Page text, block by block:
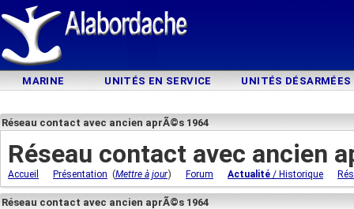
MARINE UNITÉS EN SERVICE UNITÉS DÉSARMÉES
Réseau contact avec ancien aprÃ©s 1964
Réseau contact avec ancien
Accueil Présentation (Mettre à jour) Forum Actualité / Historique
Réseau contact avec ancien aprÃ©s 1964